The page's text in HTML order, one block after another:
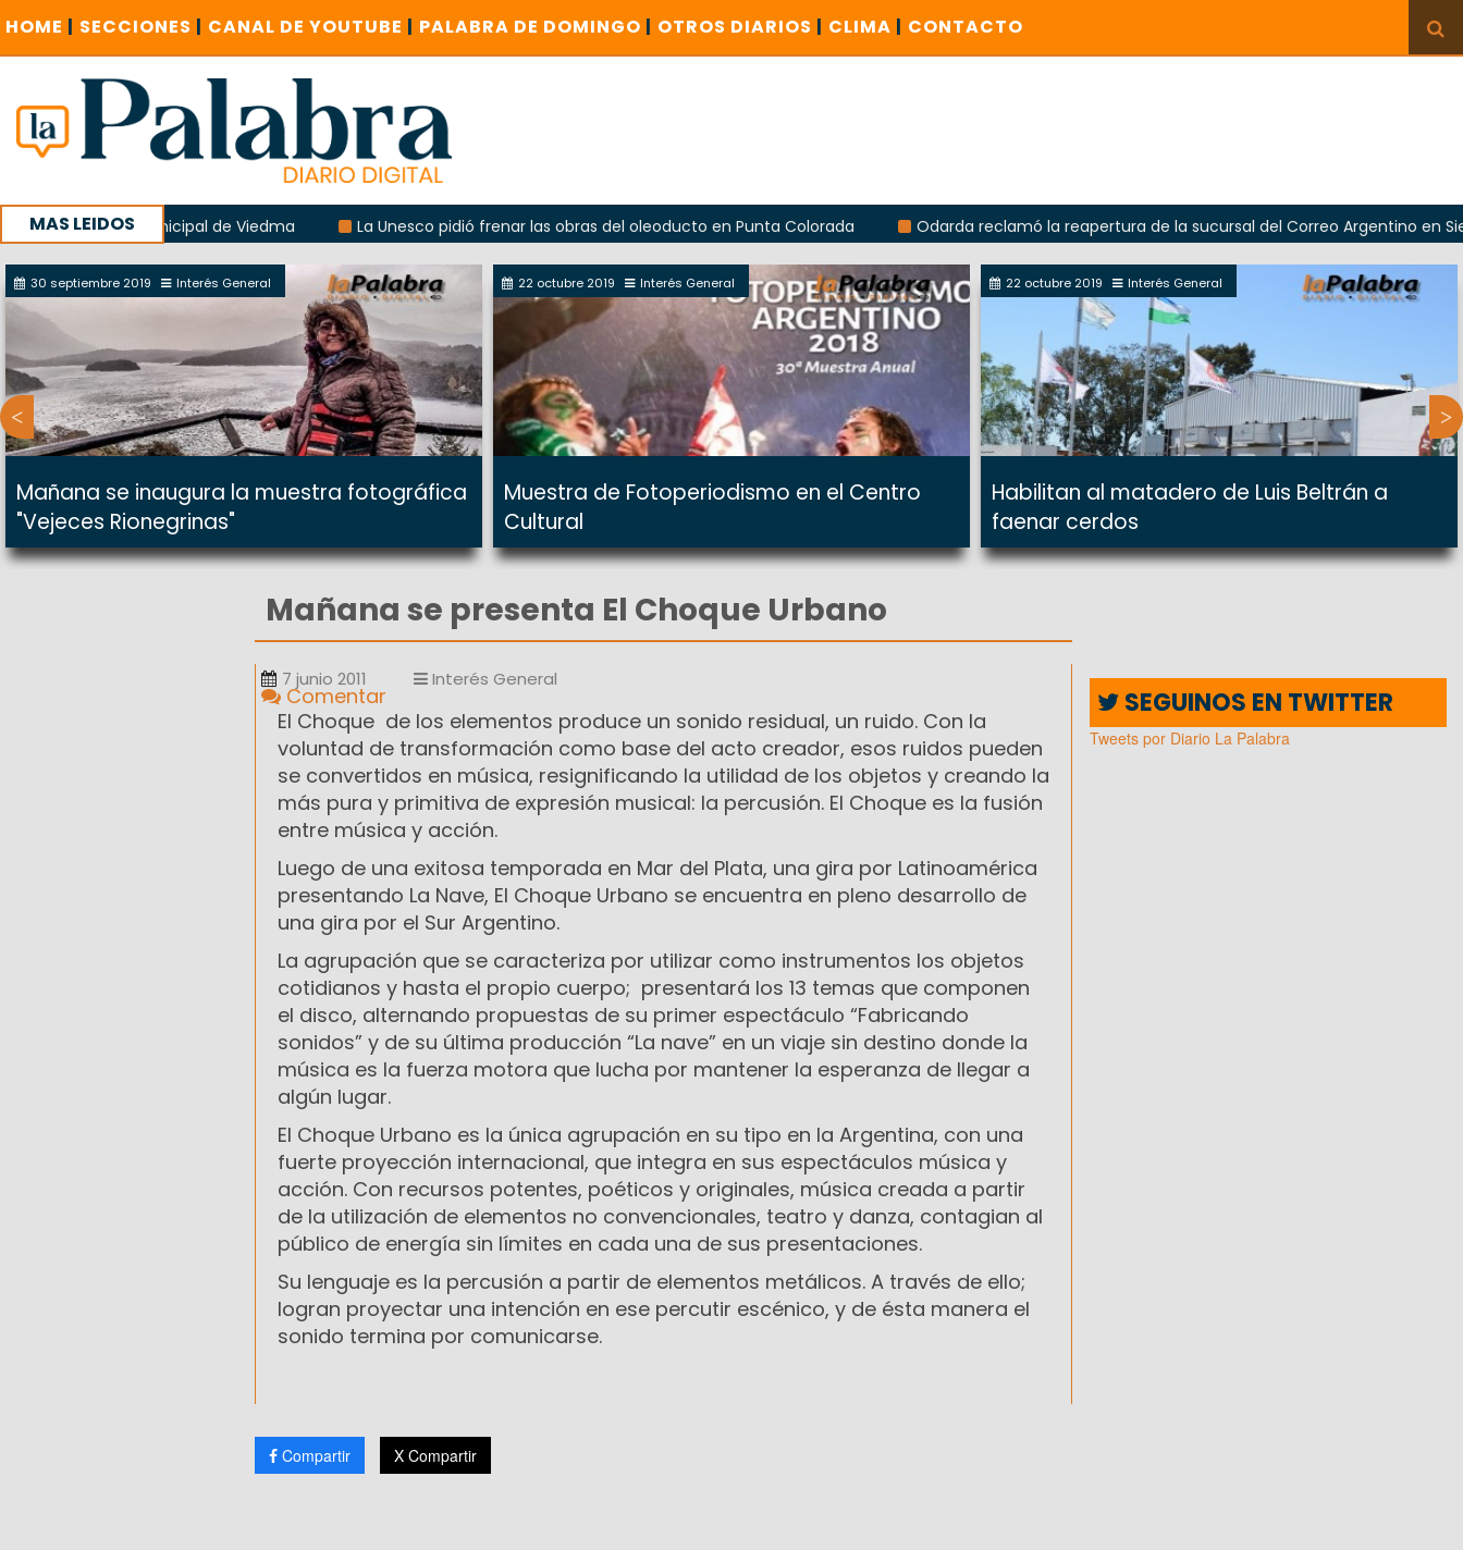
HOME | SECCIONES | CANAL DE YOUTUBE | PALABRA DE DOMINGO | OTROS DIARIOS | CLIMA | CONTACTO
MAS LEIDOS
albergue municipal de Viedma La Unesco pidió frenar las obras del oleoducto en Punta Colorada
Odarda reclamó la reapertura de la sucursal del Correo Argentino en Sierra
provincial en Roca
30 septiembre 2019 Interés General
Mañana se inaugura la muestra fotográfica
"Vejeces Rionegrinas"
22 octubre 2019 Interés General
Muestra de Fotoperiodismo en el Centro
Cultural
22 octubre 2019 Interés General
Habilitan al matadero de Luis Beltrán a
faenar cerdos
Mañana se presenta El Choque Urbano
7 junio 2011 Interés General
Comentar
El Choque de los elementos produce un sonido residual, un ruido. Con la
voluntad de transformación como base del acto creador, esos ruidos pueden
se convertidos en música, resignificando la utilidad de los objetos y creando la
más pura y primitiva de expresión musical: la percusión. El Choque es la fusión
entre música y acción.
Luego de una exitosa temporada en Mar del Plata, una gira por Latinoamérica
presentando La Nave, El Choque Urbano se encuentra en pleno desarrollo de
una gira por el Sur Argentino.
La agrupación que se caracteriza por utilizar como instrumentos los objetos
cotidianos y hasta el propio cuerpo; presentará los 13 temas que componen
el disco, alternando propuestas de su primer espectáculo “Fabricando
sonidos” y de su última producción “La nave” en un viaje sin destino donde la
música es la fuerza motora que lucha por mantener la esperanza de llegar a
algún lugar.
El Choque Urbano es la única agrupación en su tipo en la Argentina, con una
fuerte proyección internacional, que integra en sus espectáculos música y
acción. Con recursos potentes, poéticos y originales, música creada a partir
de la utilización de elementos no convencionales, teatro y danza, contagian al
público de energía sin límites en cada una de sus presentaciones.
Su lenguaje es la percusión a partir de elementos metálicos. A través de ello;
logran proyectar una intención en ese percutir escénico, y de ésta manera el
sonido termina por comunicarse.
Compartir X Compartir
SEGUINOS EN TWITTER
Tweets por Diario La Palabra